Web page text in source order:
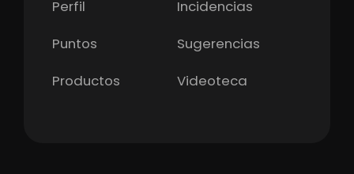
Perfil
Incidencias
Puntos
Sugerencias
Productos
Videoteca